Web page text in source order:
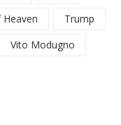
Trump
Vito Modugno